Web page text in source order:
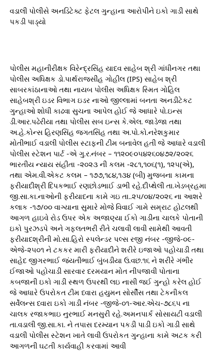
વડાલી પોલીસે અનડિટેક્ટ ફેટલ ગુન્હાના આરોપીને ઇકો ગાડી સાથે
પકડી પાડ્યો
પોલીસ મહાનીરીક્ષક વિરેન્દ્રસિંહ યાદવ સાહેબ શ્રી ગાંધીનગર તથા
પોલીસ અધિક્ષક ડો.પાર્થરાજસીંહ ગોહીલ (IPS) સાહેબ શ્રી
સાબરકાંઠાનાઓ તથા નાયબ પોલીસ અધિક્ષક સ્મિત ગોહિલ
સાહેબશ્રી ઇડર વિભાગ ઇડર નાઓ જીલ્લામાં બનતા અનડીટેકટ
ગુન્હાઓ શોધી કાઢવા સુચના આપેલ હોઈ જે આધારે પો.ઇન્સ
ડી.આર.પઢેરીયા તથા પોલીસ સબ ઇન્સ કે.એલ. જાડેજા તથા
અ.હે.કોન્સ હિરણસિંહ જગતસિંહ તથા અ.પો.કો.નરેશકુમાર
મોતીભાઈ વડાલી પોલીસ સ્ટાફની ટીમ બનાવેલ હતી જે આધારે વડાલી
પોલીસ સ્ટેશન પાર્ટ -એ ગુ.ર.નંબર – ૧૧૨૦૯૦૫૪૨૬૦૪૭૨/૨૦૨૬
ભારતીય ન્યાય સંહીતા -૨૦૨૩ ની કલમ -૨૮૧,૧૦૬(૧), ૧૨૫(એ),
તથા એમ.વી.એકટ કલમ – ૧૭૭,૧૮૪,૧૩૪ (બી) મુજબના કામના
ફરીયાદીશ્રી દિપકભાઈ રણછોડભાઈ ડાભી રહે.દીપ્થેલી તા.ખેડબ્રહમા
જી.સા.કા.નાઓની ફરીયાદના કામે ગઇ તા..૨૫/૦૪/૨૦૨૬ ના આશરે
કલાક -૧૭/૦૦ વાગ્યાના સુમારે મોજે વિવાઈ ગામે સમ્રાટ હોટલથી
આગળ હાઇવે રોડ ઉપર એક અજાણ્યા ઈકો ગાડીના ચાલકે પોતાની
ઇકો પુરઝડપે અને ગફલતભરી રીતે ચલાવી લાવી સામેથી આવતી
ફરીયાદશ્રીની મો.સા.હિરો સ્પલેન્ડર પલ્સ રજી નંબર -જીજે-૦૯-
એજે-૨૫૦૧ ને ટકકર મારી ફરીયાદીને શરીરે ઇજાઓ પહોચાડી તથા
સાહેદ જીગરભાઈ જંયતીભાઈ બુંબડીયા ઉ.વછ.૧૬ ને શરીરે ગંભીર
ઈજાઓ પહોચાડી સારવાર દરમયાન મોત નીપજાવી પોતાના
કબજાની ઇકો ગાડી સ્થળ ઉપરથી લઇ નાસી જઈ ગુન્હો કરેલ હોઈ
જે આધારે ઉપરોકત ટીમ ધ્વારા હયુમન સોર્સીસ તથા ટેકનીકલ
સર્વેલન્સ ધ્વારા ઇકો ગાડી નંબર -જીજે-૦૧-આર.એચ-૭૮૬૫ ના
ચાલક રજાકભાઇ નુરભાઈ મનસુરી રહે.અમનપાર્ક સોસાયટી વડાલી
તા.વડાલી જી.સા.કા. ને તપાસ દરમ્યાન પકડી પાડી ઇકો ગાડી સાથે
વડાલી પોલીસ સ્ટેશન ખાતે લાવી ઉપરોકત ગુન્હાના કામે અટક કરી
આગળની ઘટતી કાર્યવાહી કરવામાં આવી